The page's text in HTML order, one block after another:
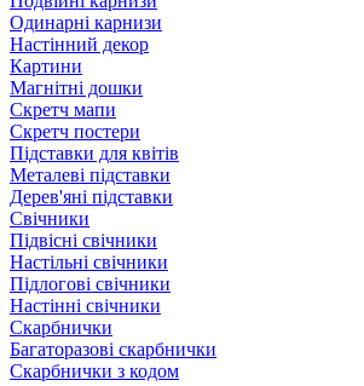
Одинарні карнизи
Настінний декор
Картини
Магнітні дошки
Скретч мапи
Скретч постери
Підставки для квітів
Металеві підставки
Дерев'яні підставки
Свічники
Підвісні свічники
Настільні свічники
Підлогові свічники
Настінні свічники
Скарбнички
Багаторазові скарбнички
Скарбнички з кодом